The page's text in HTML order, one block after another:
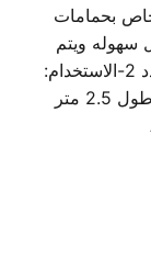
بحمامات
سهوله ويتم
توصيل الكهرباء بتغذية 12-14 فولت تيار متردد 2-الاستخدام:
يستخدم لاضاءة حمام السباحة 3-الملحقات: طول 2.5 متر